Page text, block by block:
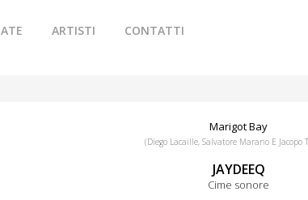
ARTISTI CONTATTI
Marigot Bay
(Diego Lacaille, Salvatore Marano E Jacopo
JAYDEEQ
Cime sonore